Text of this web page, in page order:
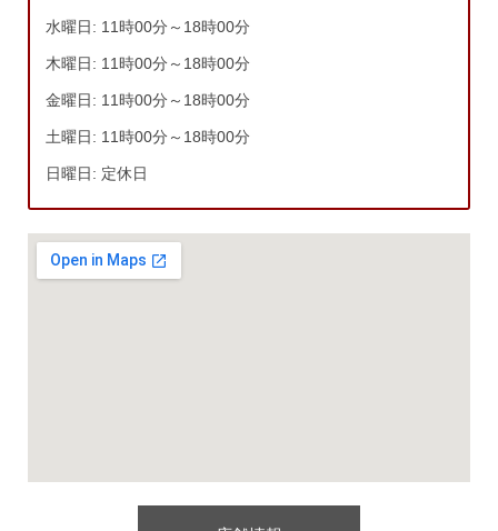
水曜日: 11時00分～18時00分
木曜日: 11時00分～18時00分
金曜日: 11時00分～18時00分
土曜日: 11時00分～18時00分
日曜日: 定休日